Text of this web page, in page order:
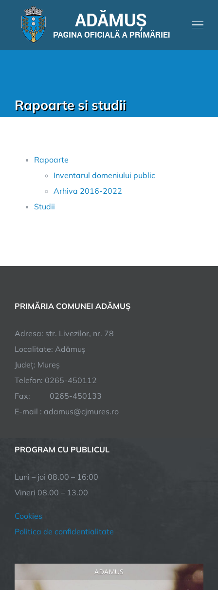
Rapoarte si studii
Rapoarte
Inventarul domeniului public
Arhiva 2016-2022
Studii
PRIMĂRIA COMUNEI ADĂMUȘ
Adresa: str. Livezilor, nr. 78
Localitate: Adămuș
Județ: Mureș
Telefon: 0265-450112
Fax: 0265-450133
E-mail : adamus@cjmures.ro
PROGRAM CU PUBLICUL
Luni – joi 08.00 – 16:00
Vineri 08.00 – 13.00
Cookies
Politica de confidentialitate
ADAMUS